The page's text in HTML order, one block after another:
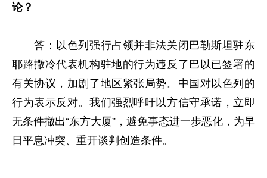
论？
答：以色列强行占领并非法关闭巴勒斯坦驻东
耶路撒冷代表机构驻地的行为违反了巴以已签署的
有关协议，加剧了地区紧张局势。中国对以色列的
行为表示反对。我们强烈呼吁以方信守承诺，立即
无条件撤出“东方大厦”，避免事态进一步恶化，为早
日平息冲突、重开谈判创造条件。